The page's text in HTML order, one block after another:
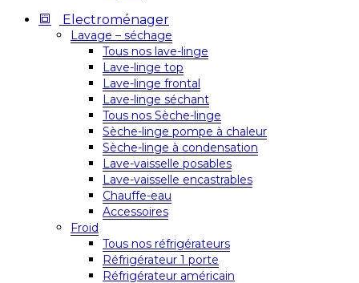
Electroménager
Lavage – séchage
Tous nos lave-linge
Lave-linge top
Lave-linge frontal
Lave-linge séchant
Tous nos Sèche-linge
Sèche-linge pompe à chaleur
Sèche-linge à condensation
Lave-vaisselle posables
Lave-vaisselle encastrables
Chauffe-eau
Accessoires
Froid
Tous nos réfrigérateurs
Réfrigérateur 1 porte
Réfrigérateur américain